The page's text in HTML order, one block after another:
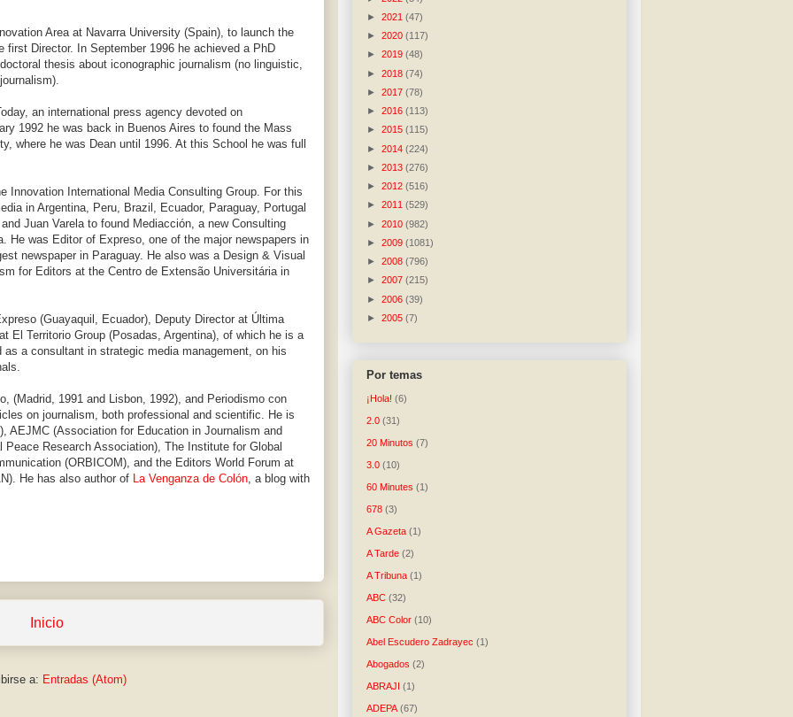
Area at Navarra University (Spain), to launch the
first Director. In September 1996 he achieved a PhD
thesis about iconographic journalism (no linguistic,
an international press agency devoted on
1992 he was back in Buenos Aires to found the Mass
where he was Dean until 1996. At this School he was full
Innovation International Media Consulting Group. For this
in Argentina, Peru, Brazil, Ecuador, Paraguay, Portugal
Juan Varela to found Mediacción, a new Consulting
He was Editor of Expreso, one of the major newspapers in
newspaper in Paraguay. He also was a Design & Visual
for Editors at the Centro de Extensão Universitária in
(Guayaquil, Ecuador), Deputy Director at Última
El Territorio Group (Posadas, Argentina), of which he is a
as a consultant in strategic media management, on his
(Madrid, 1991 and Lisbon, 1992), and Periodismo con
on journalism, both professional and scientific. He is
AEJMC (Association for Education in Journalism and
Research Association), The Institute for Global
(ORBICOM), and the Editors World Forum at
He has also author of La Venganza de Colón, a blog with
Inicio
a: Entradas (Atom)
► 2021 (47)
► 2020 (117)
► 2019 (48)
► 2018 (74)
► 2017 (78)
► 2016 (113)
► 2015 (115)
► 2014 (224)
► 2013 (276)
► 2012 (516)
► 2011 (529)
► 2010 (982)
► 2009 (1081)
► 2008 (796)
► 2007 (215)
► 2006 (39)
► 2005 (7)
Por temas
¡Hola! (6)
2.0 (31)
20 Minutos (7)
3.0 (10)
60 Minutes (1)
678 (3)
A Gazeta (1)
A Tarde (2)
A Tribuna (1)
ABC (32)
ABC Color (10)
Abel Escudero Zadrayec (1)
Abogados (2)
ABRAJI (1)
ADEPA (67)